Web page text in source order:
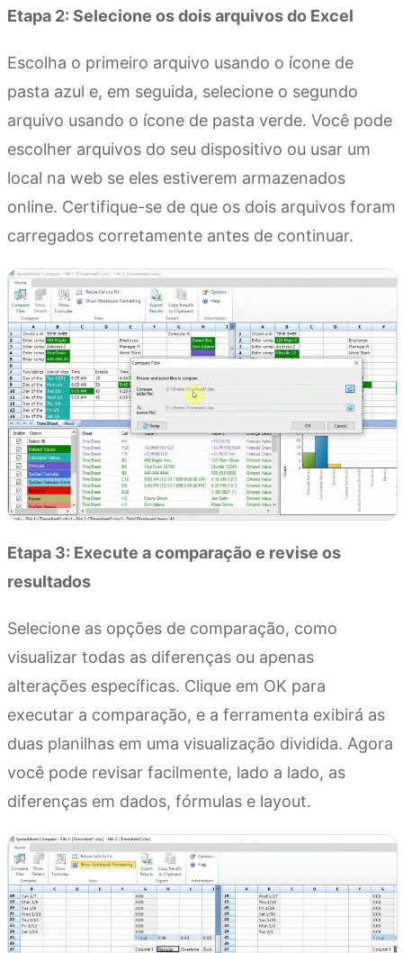
Etapa 2: Selecione os dois arquivos do Excel
Escolha o primeiro arquivo usando o ícone de
pasta azul e, em seguida, selecione o segundo
arquivo usando o ícone de pasta verde. Você pode
escolher arquivos do seu dispositivo ou usar um
local na web se eles estiverem armazenados
online. Certifique-se de que os dois arquivos foram
carregados corretamente antes de continuar.
Etapa 3: Execute a comparação e revise os
resultados
Selecione as opções de comparação, como
visualizar todas as diferenças ou apenas
alterações específicas. Clique em OK para
executar a comparação, e a ferramenta exibirá as
duas planilhas em uma visualização dividida. Agora
você pode revisar facilmente, lado a lado, as
diferenças em dados, fórmulas e layout.